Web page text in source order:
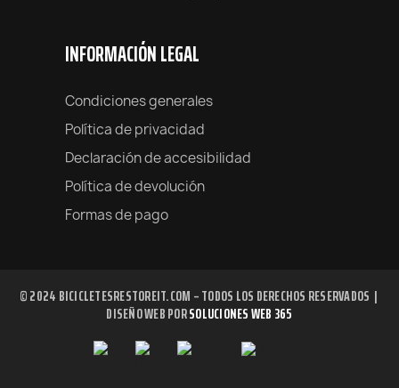
INFORMACIÓN LEGAL
Condiciones generales
Política de privacidad
Declaración de accesibilidad
Política de devolución
Formas de pago
© 2024 BICICLETESRESTOREIT.COM – TODOS LOS DERECHOS RESERVADOS |
DISEÑO WEB PORSOLUCIONES WEB 365